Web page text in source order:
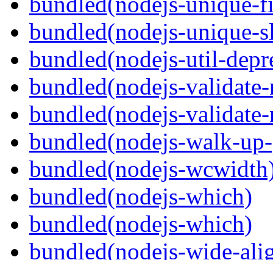
bundled(nodejs-unique-
bundled(nodejs-util-
bundled(nodejs-
bundled(nodejs-
bundled(nodejs-walk-
bundled(nodejs-
bundled(nodejs-which)
bundled(nodejs-which)
bundled(nodejs-wide-